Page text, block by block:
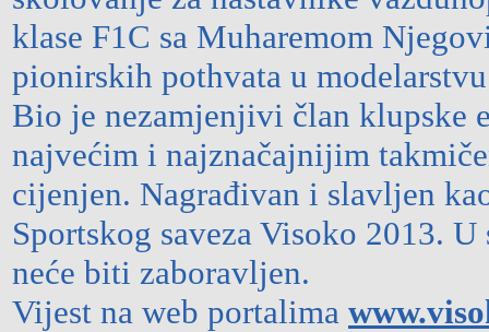
klase F1C sa Muharemom
pionirskih pothvata u
Bio je nezamjenjivi član klupske
najvećim i najznačajnijim
cijenjen. Nagrađivan i slavljen
Sportskog saveza Visoko 2013.
neće biti zaboravljen.
Vijest na web portalima